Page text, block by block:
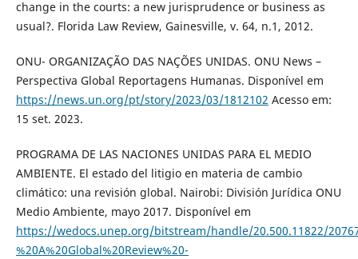
change in the courts: a new jurisprudence or business as
usual?. Florida Law Review, Gainesville, v. 64, n.1, 2012.
ONU- ORGANIZAÇÃO DAS NAÇÕES UNIDAS. ONU News –
Perspectiva Global Reportagens Humanas. Disponível em
https://news.un.org/pt/story/2023/03/1812102 Acesso em:
15 set. 2023.
PROGRAMA DE LAS NACIONES UNIDAS PARA EL MEDIO
AMBIENTE. El estado del litigio en materia de cambio
climático: una revisión global. Nairobi: División Jurídica ONU
Medio Ambiente, mayo 2017. Disponível em
https://wedocs.unep.org/bitstream/handle/20.500.11822/
%20A%20Global%20Review%20-